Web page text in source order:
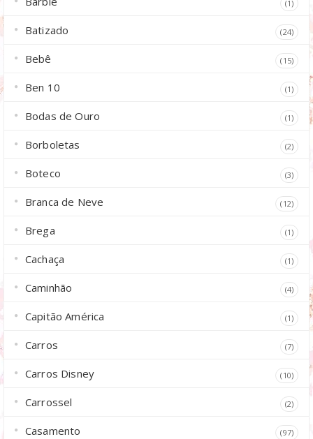
(1)
Batizado (24)
Bebê (15)
Ben 10 (1)
Bodas de Ouro (1)
Borboletas (2)
Boteco (3)
Branca de Neve (12)
Brega (1)
Cachaça (1)
Caminhão (4)
Capitão América (1)
Carros (7)
Carros Disney (10)
Carrossel (2)
Casamento (97)